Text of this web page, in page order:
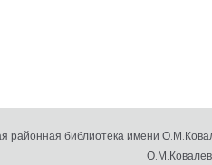
библиотека имени